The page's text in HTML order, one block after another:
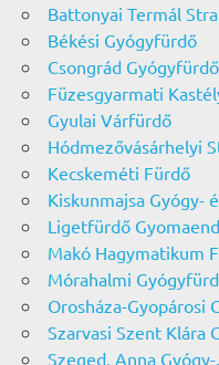
Battonyai Termál
Békési Gyógyfürdő
Csongrád Gyógyfürdő
Füzesgyarmati
Gyulai Várfürdő
Hódmezővásárhelyi
Kecskeméti Fürdő
Kiskunmajsa Gyógy-
Ligetfürdő
Makó Hagymatikum
Mórahalmi
Orosháza-Gyopárosi
Szarvasi Szent Klára
Szeged, Anna